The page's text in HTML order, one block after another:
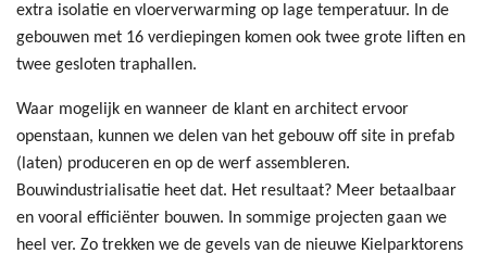
extra isolatie en vloerverwarming op lage temperatuur. In de
gebouwen met 16 verdiepingen komen ook twee grote liften en
twee gesloten traphallen.
Waar mogelijk en wanneer de klant en architect ervoor
openstaan, kunnen we delen van het gebouw off site in prefab
(laten) produceren en op de werf assembleren.
Bouwindustrialisatie heet dat. Het resultaat? Meer betaalbaar
en vooral efficiënter bouwen. In sommige projecten gaan we
heel ver. Zo trekken we de gevels van de nieuwe Kielparktorens